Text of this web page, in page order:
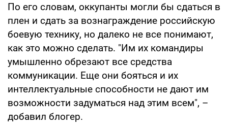
По его словам, оккупанты могли бы сдаться в
плен и сдать за вознаграждение российскую
боевую технику, но далеко не все понимают,
как это можно сделать. "Им их командиры
умышленно обрезают все средства
коммуникации. Еще они бояться и их
интеллектуальные способности не дают им
возможности задуматься над этим всем", –
добавил блогер.